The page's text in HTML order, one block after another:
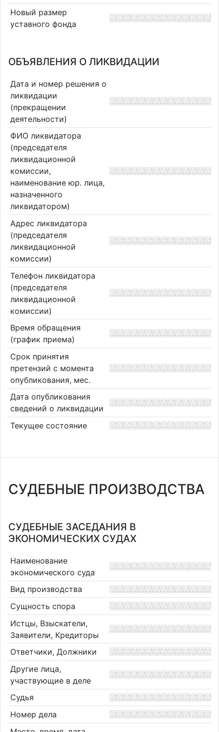
Новый размер
уставного фонда
ОБЪЯВЛЕНИЯ О ЛИКВИДАЦИИ
Дата и номер решения о
ликвидации
(прекращении
деятельности)
ФИО ликвидатора
(председателя
ликвидационной
комиссии,
наименование юр. лица,
назначенного
ликвидатором)
Адрес ликвидатора
(председателя
ликвидационной
комиссии)
Телефон ликвидатора
(председателя
ликвидационной
комиссии)
Время обращения
(график приема)
Срок принятия
претензий с момента
опубликования, мес.
Дата опубликования
сведений о ликвидации
Текущее состояние
СУДЕБНЫЕ ПРОИЗВОДСТВА
СУДЕБНЫЕ ЗАСЕДАНИЯ В
ЭКОНОМИЧЕСКИХ СУДАХ
Наименование
экономического суда
Вид производства
Сущность спора
Истцы, Взыскатели,
Заявители, Кредиторы
Ответчики, Должники
Другие лица,
участвующие в деле
Судья
Номер дела